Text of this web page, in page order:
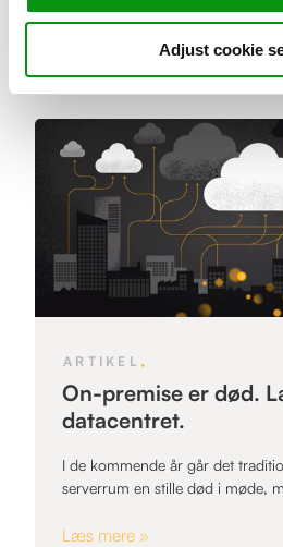
Adjust cookie
Relaterede
ARTIKEL ,
On-premise er død.
datacentret.
I de kommende år går det
serverrum en stille død i møde,
Læs mere »